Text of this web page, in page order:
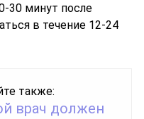
30 минут после
в течение 12-24
также:
врач должен